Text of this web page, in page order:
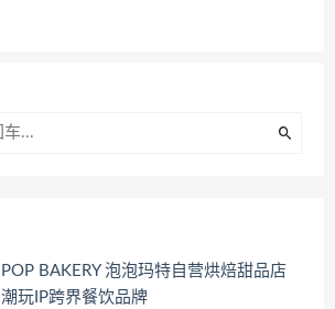
POP BAKERY 泡泡玛特自营烘焙甜品店
潮玩IP跨界餐饮品牌